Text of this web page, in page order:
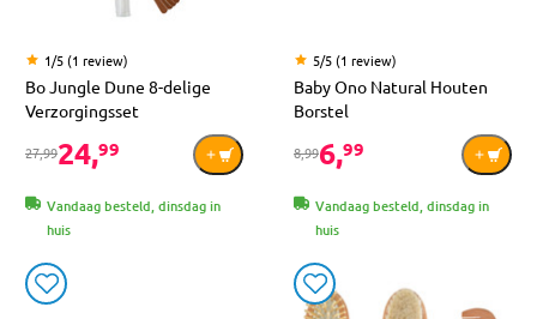
1/5 (1 review)
Bo Jungle Dune 8-delige
Verzorgingsset
27,9924,99
Vandaag besteld, dinsdag in
huis
5/5 (1 review)
Baby Ono Natural Houten
Borstel
8,996,99
Vandaag besteld, dinsdag in
huis